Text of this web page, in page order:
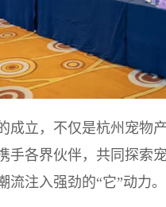
成立，不仅是杭州宠物
手各界伙伴，共同探索
流注入强劲的“它”动力